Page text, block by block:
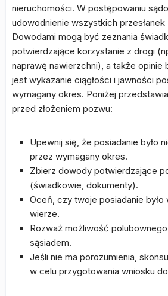
nieruchomości. W postępowaniu
udowodnienie wszystkich przesłanek
Dowodami mogą być zeznania
potwierdzające korzystanie z drogi
naprawę nawierzchni), a także opinie
jest wykazanie ciągłości i jawności
wymagany okres. Poniżej
przed złożeniem pozwu:
Upewnij się, że posiadanie było
przez wymagany okres.
Zbierz dowody potwierdzające
(świadkowie, dokumenty).
Oceń, czy twoje posiadanie było
wierze.
Rozważ możliwość
sąsiadem.
Jeśli nie ma porozumienia,
w celu przygotowania wniosku